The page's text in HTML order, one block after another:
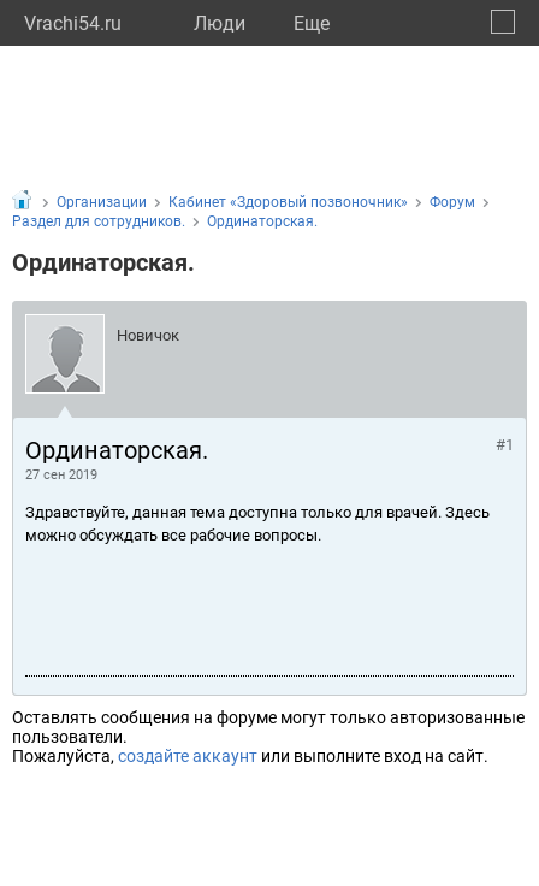
Vrachi54.ru Люди Eще
Организации Кабинет «Здоровый позвоночник»
Форум
Раздел для сотрудников.
Ординаторская.
Ординаторская.
Новичок
Ординаторская.
27 сен 2019
#1
Здравствуйте, данная тема доступна только для врачей. Здесь
можно обсуждать все рабочие вопросы.
Оставлять сообщения на форуме могут только авторизованные
пользователи.
Пожалуйста, создайте аккаунт или выполните вход на сайт.